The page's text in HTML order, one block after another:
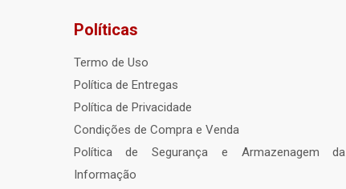
Políticas
Termo de Uso
Política de Entregas
Política de Privacidade
Condições de Compra e Venda
Política de Segurança e Armazenagem da
Informação